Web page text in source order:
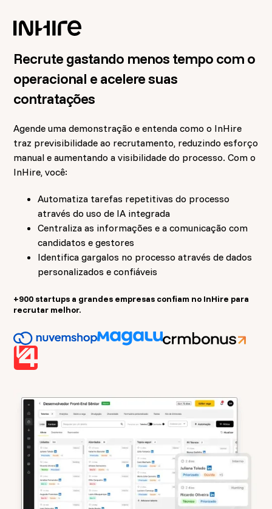
Recrute gastando menos tempo com o
operacional e acelere suas
contratações
Agende uma demonstração e entenda como o InHire
traz previsibilidade ao recrutamento, reduzindo esforço
manual e aumentando a visibilidade do processo. Com o
InHire, você:
Automatiza tarefas repetitivas do processo
através do uso de IA integrada
Centraliza as informações e a comunicação com
candidatos e gestores
Identifica gargalos no processo através de dados
personalizados e confiáveis
+900 startups a grandes empresas confiam no InHire para
recrutar melhor.